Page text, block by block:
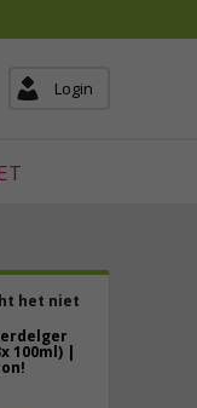
Login
het niet
100ml) |